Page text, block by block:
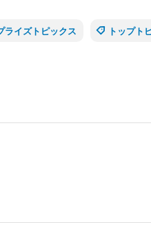
ライズトピックス トップト